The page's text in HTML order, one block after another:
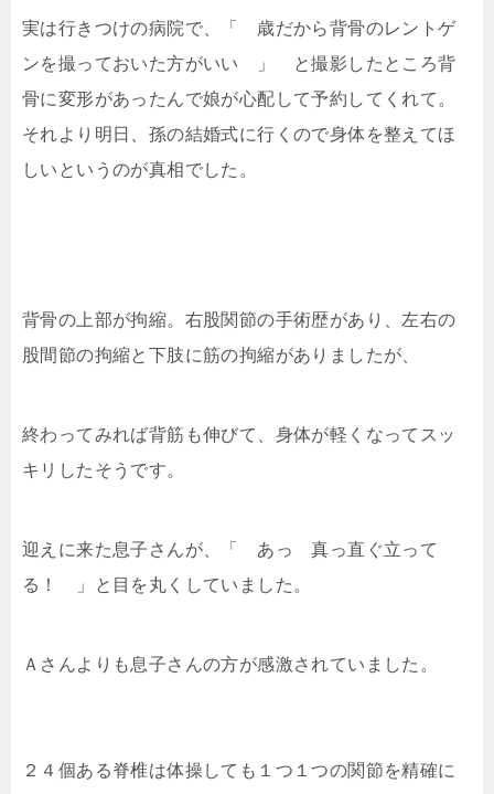
実は行きつけの病院で、「 歳だから背骨のレントゲ
ンを撮っておいた方がいい 」 と撮影したところ背
骨に変形があったんで娘が心配して予約してくれて。
それより明日、孫の結婚式に行くので身体を整えてほ
しいというのが真相でした。
背骨の上部が拘縮。右股関節の手術歴があり、左右の
股間節の拘縮と下肢に筋の拘縮がありましたが、
終わってみれば背筋も伸びて、身体が軽くなってスッ
キリしたそうです。
迎えに来た息子さんが、「 あっ 真っ直ぐ立って
る！ 」と目を丸くしていました。
Ａさんよりも息子さんの方が感激されていました。
２４個ある脊椎は体操しても１つ１つの関節を精確に